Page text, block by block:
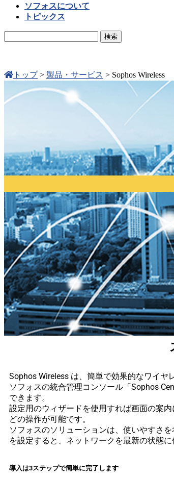
ソフォスについて
トピックス
トップ> 製品・サービス > Sophos Wireless
Sophos Wireless は、簡単で効果的なワイヤ
ソフォスの統合管理コンソール「Sophos
できます。
設定用のウィザードを使用すれば画面の
どの操作が可能です。
ソフォスのソリューションは、使いやすさ
を設定すると、ネットワークを最新の状態
導入は3ステップで簡単に完了します